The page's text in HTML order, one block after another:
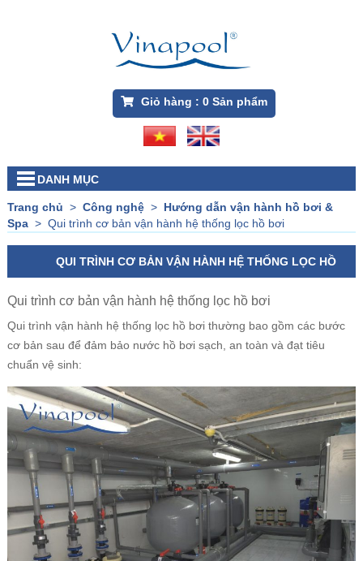
Giỏ hàng : 0Sản phẩm
DANH MỤC
Trang chủ > Công nghệ> Hướng dẫn vận hành hồ bơi &
Spa> Qui trình cơ bản vận hành hệ thống lọc hồ bơi
QUI TRÌNH CƠ BẢN VẬN HÀNH HỆ THỐNG LỌC HỒ
Qui trình cơ bản vận hành hệ thống lọc hồ bơi
Qui trình vận hành hệ thống lọc hồ bơi thường bao gồm các bước
cơ bản sau để đảm bảo nước hồ bơi sạch, an toàn và đạt tiêu
chuẩn vệ sinh: